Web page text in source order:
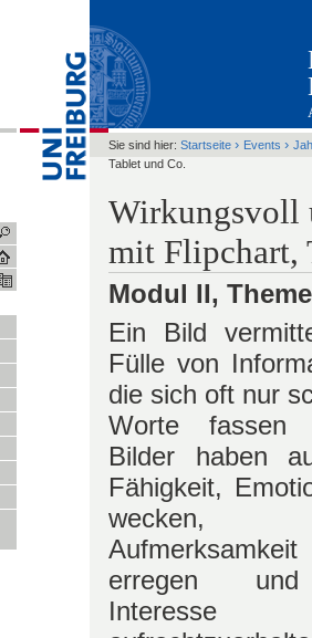
Sie sind hier: Startseite › Events ›
Tablet und Co.
Wirkungsvoll
mit Flipchart,
Modul II,
Ein Bild
Fülle von
die sich oft nur
Worte fassen
Bilder haben
Fähigkeit,
wecken,
erregen
Interesse